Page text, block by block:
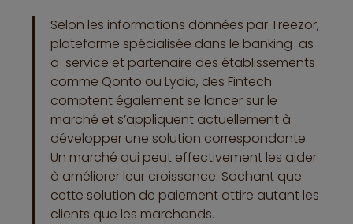
Selon les informations données par Treezor,
plateforme spécialisée dans le banking-as-
a-service et partenaire des établissements
comme Qonto ou Lydia, des Fintech
comptent également se lancer sur le
marché et s’appliquent actuellement à
développer une solution correspondante.
Un marché qui peut effectivement les aider
à améliorer leur croissance. Sachant que
cette solution de paiement attire autant les
clients que les marchands.